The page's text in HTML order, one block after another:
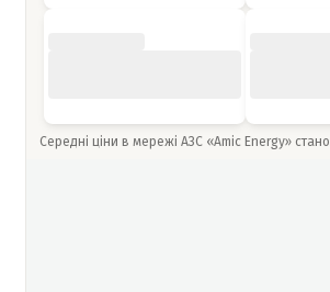
Середні ціни в мережі АЗС «Amic Energy»